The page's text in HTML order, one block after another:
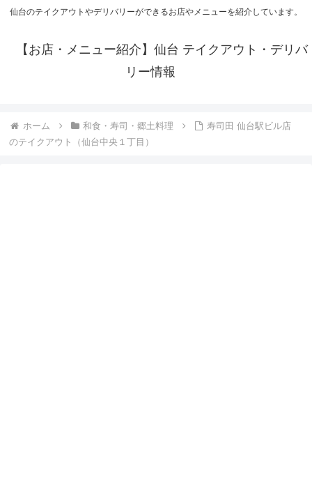
仙台のテイクアウトやデリバリーができるお店やメニューを紹介しています。
【お店・メニュー紹介】仙台 テイクアウト・デリバ
リー情報
ホーム 和食・寿司・郷土料理
寿司田 仙台駅ビル店
のテイクアウト（仙台中央１丁目）